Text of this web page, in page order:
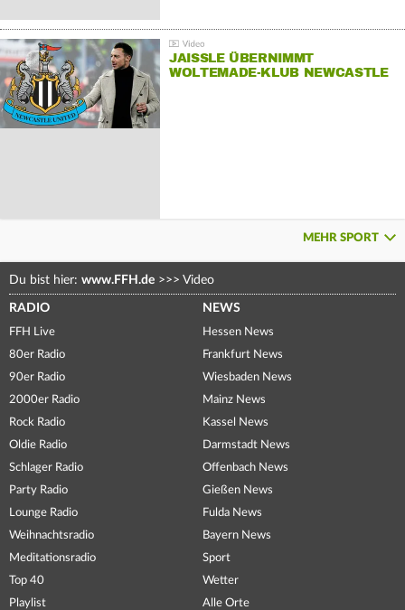
JAISSLE ÜBERNIMMT
WOLTEMADE-KLUB NEWCASTLE
MEHR SPORT
Du bist hier: www.FFH.de >>> Video
RADIO
FFH Live
80er Radio
90er Radio
2000er Radio
Rock Radio
Oldie Radio
Schlager Radio
Party Radio
Lounge Radio
Weihnachtsradio
Meditationsradio
Top 40
Playlist
NEWS
Hessen News
Frankfurt News
Wiesbaden News
Mainz News
Kassel News
Darmstadt News
Offenbach News
Gießen News
Fulda News
Bayern News
Sport
Wetter
Alle Orte